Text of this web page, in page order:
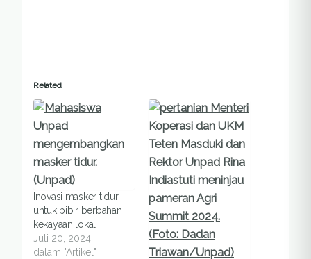
Related
Inovasi masker tidur
untuk bibir berbahan
kekayaan lokal
Juli 20, 2024
dalam "Artikel"